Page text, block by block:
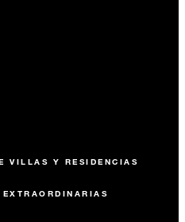
VILLAS Y RESIDENCIAS